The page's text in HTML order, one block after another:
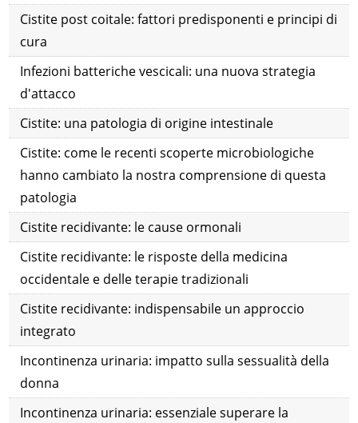
Cistite post coitale: fattori predisponenti e principi di
cura
Infezioni batteriche vescicali: una nuova strategia
d'attacco
Cistite: una patologia di origine intestinale
Cistite: come le recenti scoperte microbiologiche
hanno cambiato la nostra comprensione di questa
patologia
Cistite recidivante: le cause ormonali
Cistite recidivante: le risposte della medicina
occidentale e delle terapie tradizionali
Cistite recidivante: indispensabile un approccio
integrato
Incontinenza urinaria: impatto sulla sessualità della
donna
Incontinenza urinaria: essenziale superare la